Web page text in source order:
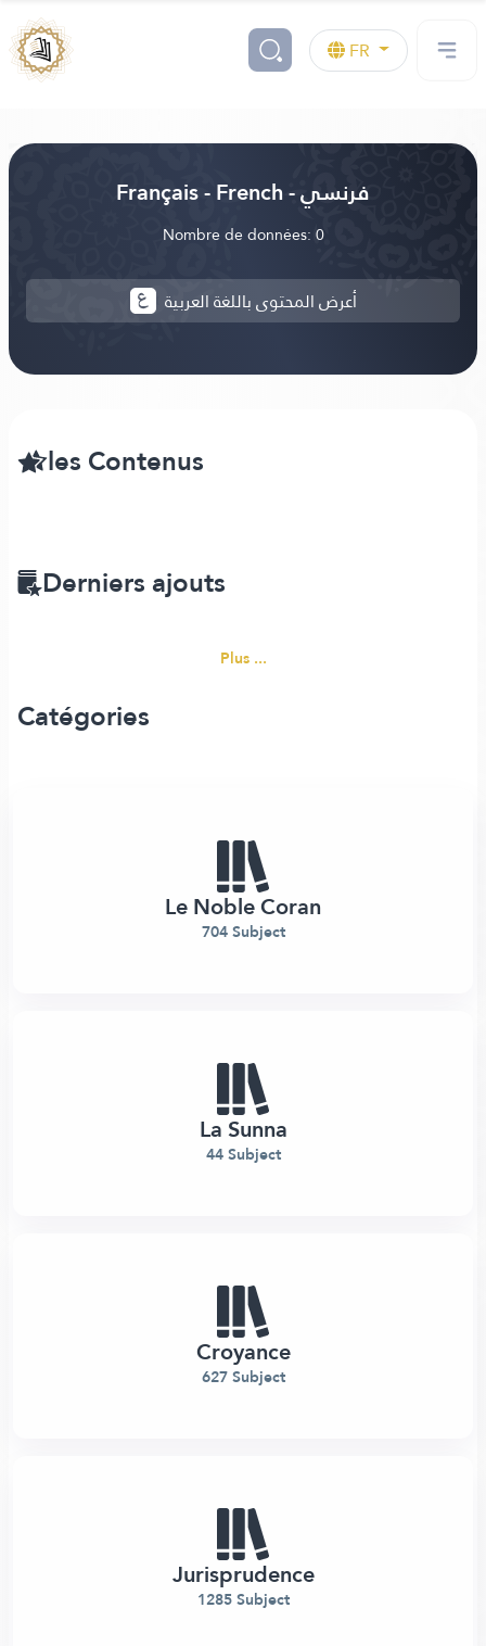
FR
Français - French - فرنسي
Nombre de données: 0
أعرض المحتوى باللغة العربية
les Contenus
Derniers ajouts
Plus ...
Catégories
Le Noble Coran
704 Subject
La Sunna
44 Subject
Croyance
627 Subject
Jurisprudence
1285 Subject